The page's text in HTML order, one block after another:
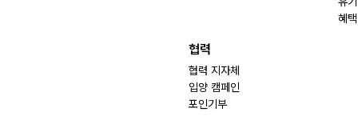
혜택
협력
협력 지자체
입양 캠페인
포인기부